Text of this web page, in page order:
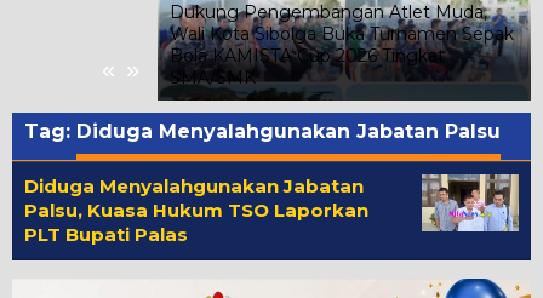
« »
Dukung Pengembangan Atlet Muda,
Wali Kota Sibolga Buka Turnamen Sepak
Bola KAMISTA Cup 2026 Tingkat
SMA/SMK
Tag: Diduga Menyalahgunakan Jabatan Palsu
Diduga Menyalahgunakan Jabatan
Palsu, Kuasa Hukum TSO Laporkan
PLT Bupati Palas